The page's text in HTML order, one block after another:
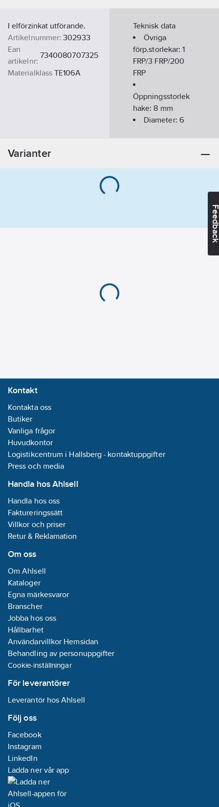
I elförzinkat utförande.
Artikelnummer: 302933
Ean
artikelnr:
7340080707325
Materialklass TE106A
Teknisk data
Övriga
förp.storlekar:1
FRP/3 FRP/200
FRP
Öppningsstorlek
hake:8 mm
Diameter: 6
Material:
Varianter
Kontakt
Kontakta oss
Butiker
Vanliga frågor
Huvudkontor
Logistikcentrum i Hallsberg - kontaktuppgifter
Press och media
Handla hos Ahlsell
Handla hos oss
Faktureringssätt
Villkor och priser
Retur & Reklamation
Om oss
Om Ahlsell
Kataloger
Egna märkesvaror
Branscher
Jobba hos oss
Hållbarhet
Användarvillkor Hemsidan
Behandling av personuppgifter
Cookie-inställningar
För leverantörer
Leverantör hos Ahlsell
Följ oss
Facebook
Instagram
LinkedIn
Ladda ner vår app